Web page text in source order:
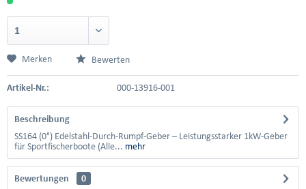
Merken Bewerten
Artikel-Nr.: 000-13916-001
Beschreibung
SS164 (0°) Edelstahl-Durch-Rumpf-Geber – Leistungsstarker 1kW-Geber
für Sportfischerboote (Alle... mehr
Bewertungen
0